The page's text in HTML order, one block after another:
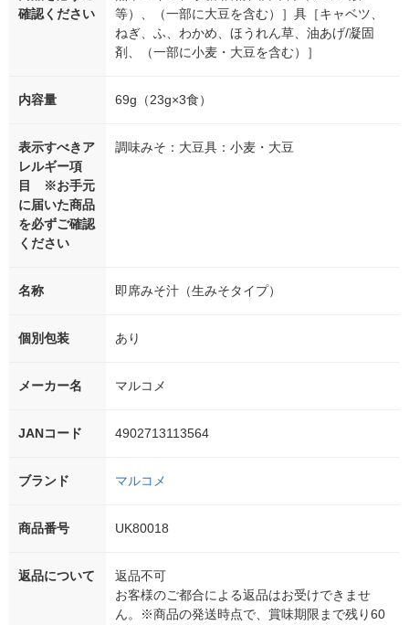
確認ください
等）、（一部に大豆を含む）］具［キャベツ、
ねぎ、ふ、わかめ、ほうれん草、油あげ/凝固
剤、（一部に小麦・大豆を含む）］
内容量 69g（23g×3食）
表示すべきア
レルギー項
目 ※お手元
に届いた商品
を必ずご確認
ください
調味みそ：大豆具：小麦・大豆
名称 即席みそ汁（生みそタイプ）
個別包装 あり
メーカー名 マルコメ
JANコード 4902713113564
ブランド マルコメ
商品番号 UK80018
返品について
返品不可
お客様のご都合による返品はお受けできませ
ん。※商品の発送時点で、賞味期限まで残り60